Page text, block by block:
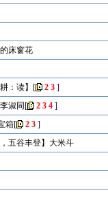
床窗花
：读】 [ 2 3]
淑同 [ 2 3 4]
箱[ 2 3]
五谷丰登】大米斗